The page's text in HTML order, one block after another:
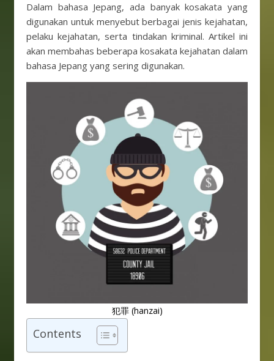
Dalam bahasa Jepang, ada banyak kosakata yang
digunakan untuk menyebut berbagai jenis kejahatan,
pelaku kejahatan, serta tindakan kriminal. Artikel ini
akan membahas beberapa kosakata kejahatan dalam
bahasa Jepang yang sering digunakan.
犯罪 (hanzai)
Contents